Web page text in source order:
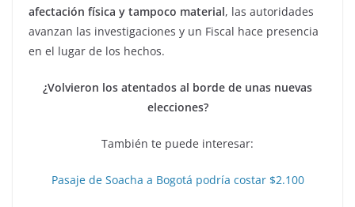
afectación física y tampoco material, las autoridades
avanzan las investigaciones y un Fiscal hace presencia
en el lugar de los hechos.
¿Volvieron los atentados al borde de unas nuevas
elecciones?
También te puede interesar:
Pasaje de Soacha a Bogotá podría costar $2.100